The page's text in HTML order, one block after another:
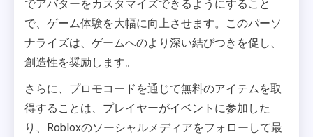
でアバターをカスタマイズできるようにすること
で、ゲーム体験を大幅に向上させます。このパーソ
ナライズは、ゲームへのより深い結びつきを促し、
創造性を奨励します。
さらに、プロモコードを通じて無料のアイテムを取
得することは、プレイヤーがイベントに参加した
り、Robloxのソーシャルメディアをフォローして最